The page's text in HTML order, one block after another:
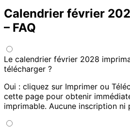
Calendrier février
– FAQ
Le calendrier février 2028
télécharger ?
Oui : cliquez sur Imprimer ou
cette page pour obtenir
imprimable. Aucune inscription ni